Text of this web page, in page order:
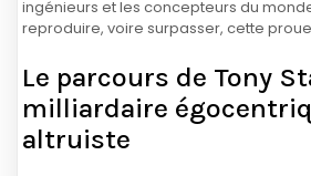
ingénieurs et les concepteurs du
reproduire, voire surpasser, cette
Le parcours de Tony
milliardaire
altruiste